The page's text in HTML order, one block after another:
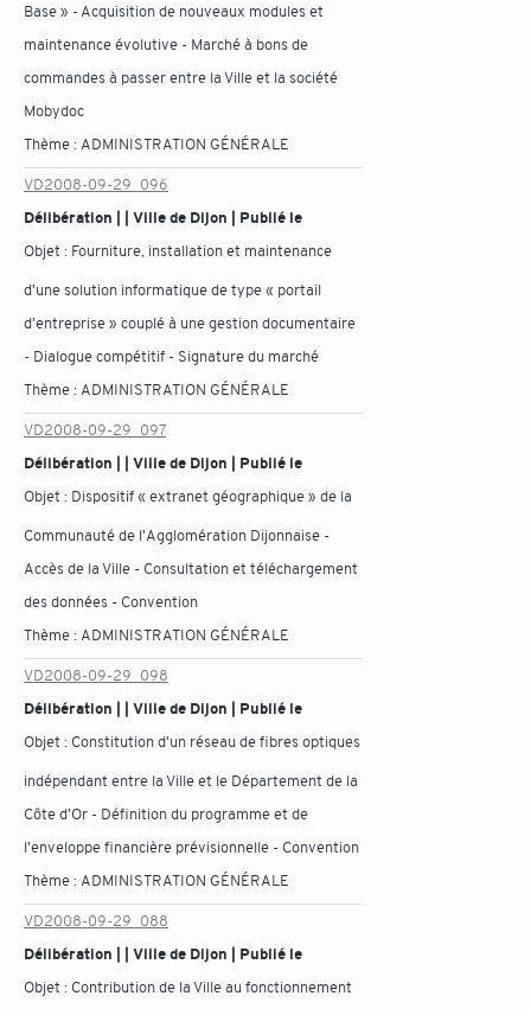
Base » - Acquisition de nouveaux modules et
maintenance évolutive - Marché à bons de
commandes à passer entre la Ville et la société
Mobydoc
Thème : ADMINISTRATION GÉNÉRALE
VD2008-09-29_096
Délibération | | Ville de Dijon | Publié le
Objet : Fourniture, installation et maintenance
d'une solution informatique de type « portail
d'entreprise » couplé à une gestion documentaire
- Dialogue compétitif - Signature du marché
Thème : ADMINISTRATION GÉNÉRALE
VD2008-09-29_097
Délibération | | Ville de Dijon | Publié le
Objet : Dispositif « extranet géographique » de la
Communauté de l'Agglomération Dijonnaise -
Accès de la Ville - Consultation et téléchargement
des données - Convention
Thème : ADMINISTRATION GÉNÉRALE
VD2008-09-29_098
Délibération | | Ville de Dijon | Publié le
Objet : Constitution d'un réseau de fibres optiques
indépendant entre la Ville et le Département de la
Côte d'Or - Définition du programme et de
l'enveloppe financière prévisionnelle - Convention
Thème : ADMINISTRATION GÉNÉRALE
VD2008-09-29_088
Délibération | | Ville de Dijon | Publié le
Objet : Contribution de la Ville au fonctionnement